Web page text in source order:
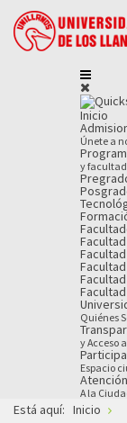
Inicio
Únete a
y
Quiénes
y Acceso
Participa
Espacio
A la
Está aquí: Inicio